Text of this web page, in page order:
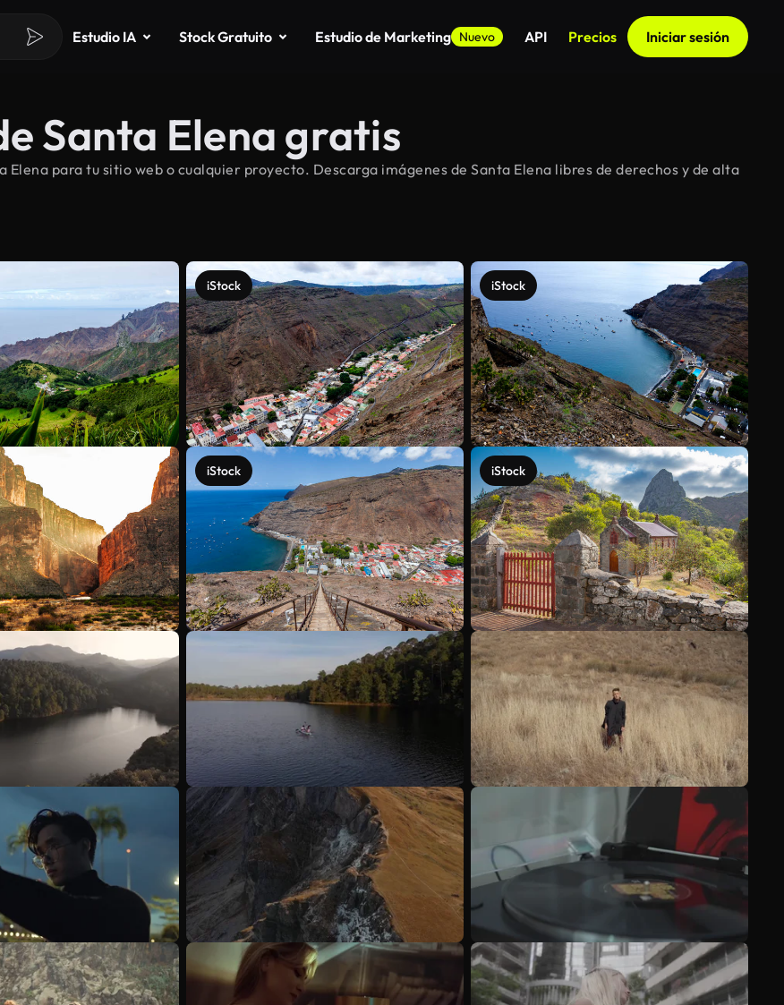
Estudio IA Stock Gratuito Estudio de Marketing Nuevo API Precios Iniciar sesión
Santa Elena gratis
Elena para tu sitio web o cualquier proyecto. Descarga imágenes de Santa Elena libres de derechos y de alta
iStock
iStock
iStock
iStock
Ver más